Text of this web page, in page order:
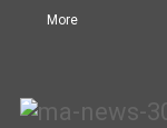
More